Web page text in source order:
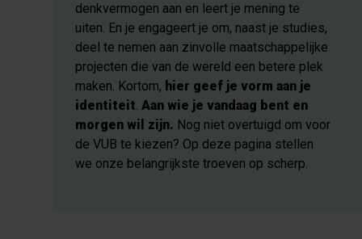
denkvermogen aan en leert je mening te
uiten. En je engageert je om, naast je studies,
deel te nemen aan zinvolle maatschappelijke
projecten die van de wereld een betere plek
maken. Kortom, hier geef je vorm aan je
identiteit.Aan wie je vandaag bent en
morgen wil zijn. Nog niet overtuigd om voor
de VUB te kiezen? Op deze pagina stellen
we onze belangrijkste troeven op scherp.